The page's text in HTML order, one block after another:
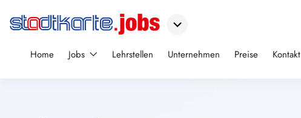
Home Jobs Lehrstellen Unternehmen Preise Kontakt